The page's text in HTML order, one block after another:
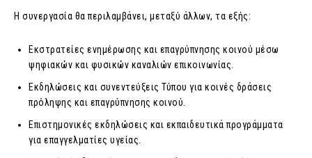
Η συνεργασία θα περιλαμβάνει, μεταξύ άλλων, τα εξής:
Εκστρατείες ενημέρωσης και επαγρύπνησης κοινού μέσω
ψηφιακών και φυσικών καναλιών επικοινωνίας.
Εκδηλώσεις και συνεντεύξεις Τύπου για κοινές δράσεις
πρόληψης και επαγρύπνησης κοινού.
Επιστημονικές εκδηλώσεις και εκπαιδευτικά προγράμματα
για επαγγελματίες υγείας.